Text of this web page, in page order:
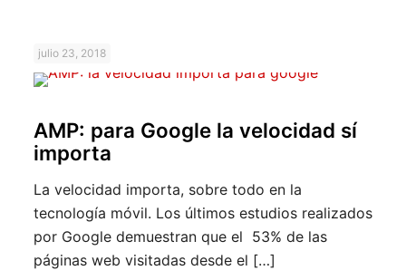
julio 23, 2018
AMP: para Google la velocidad sí
importa
La velocidad importa, sobre todo en la
tecnología móvil. Los últimos estudios realizados
por Google demuestran que el 53% de las
páginas web visitadas desde el […]